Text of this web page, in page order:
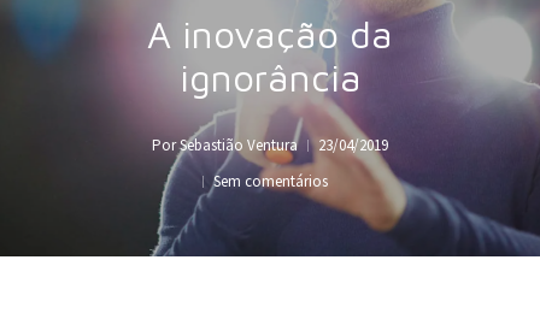
A inovação da
ignorância
PorSebastião Ventura
23/04/2019
Sem comentários